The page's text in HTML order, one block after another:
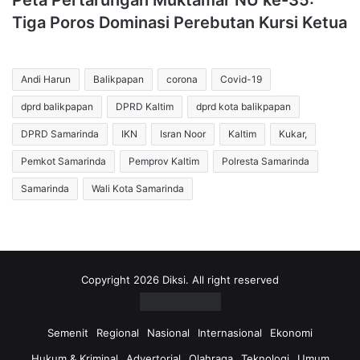
Tiga Poros Dominasi Perebutan Kursi Ketua
Andi Harun Balikpapan corona Covid-19
dprd balikpapan DPRD Kaltim dprd kota balikpapan
DPRD Samarinda IKN Isran Noor Kaltim Kukar,
Pemkot Samarinda Pemprov Kaltim Polresta Samarinda
Samarinda Wali Kota Samarinda
Copyright 2026 Diksi. All right reserved
Semenit Regional Nasional Internasional
Ekonomi